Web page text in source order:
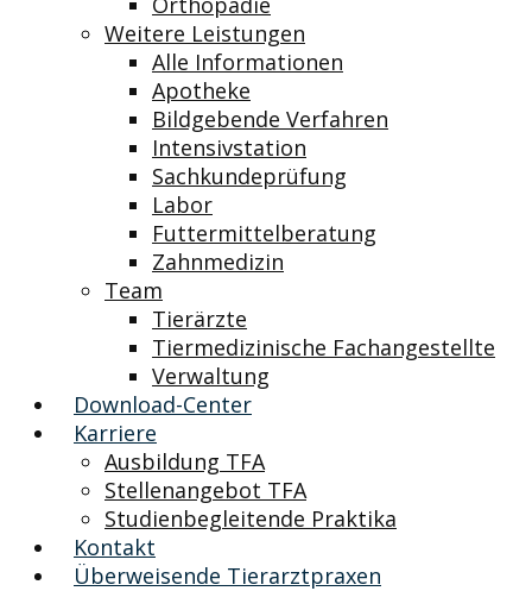
Weitere Leistungen
Alle Informationen
Apotheke
Bildgebende Verfahren
Intensivstation
Sachkundeprüfung
Labor
Futtermittelberatung
Zahnmedizin
Team
Tierärzte
Tiermedizinische Fachangestellte
Verwaltung
Download-Center
Karriere
Ausbildung TFA
Stellenangebot TFA
Studienbegleitende Praktika
Kontakt
Überweisende Tierarztpraxen